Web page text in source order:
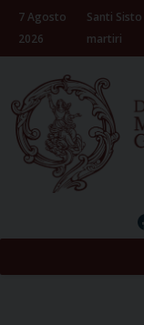
Skip
content
7 Agosto
2026
Santi
martiri